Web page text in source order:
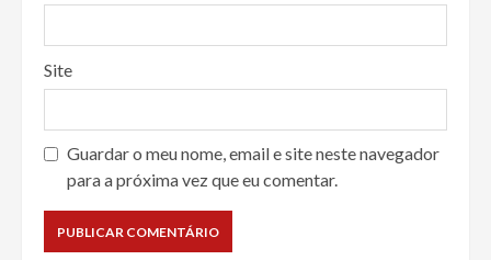
Site
Guardar o meu nome, email e site neste navegador
para a próxima vez que eu comentar.